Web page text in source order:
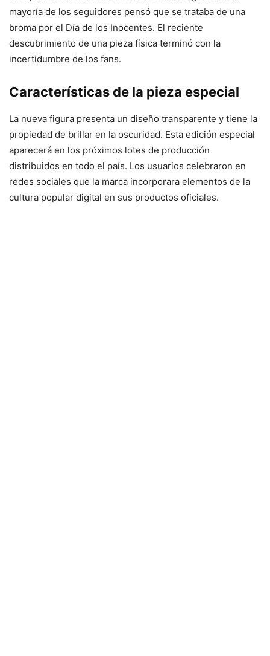
mayoría de los seguidores pensó que se trataba de una
broma por el Día de los Inocentes. El reciente
descubrimiento de una pieza física terminó con la
incertidumbre de los fans.
Características de la pieza especial
La nueva figura presenta un diseño transparente y tiene la
propiedad de brillar en la oscuridad. Esta edición especial
aparecerá en los próximos lotes de producción
distribuidos en todo el país. Los usuarios celebraron en
redes sociales que la marca incorporara elementos de la
cultura popular digital en sus productos oficiales.